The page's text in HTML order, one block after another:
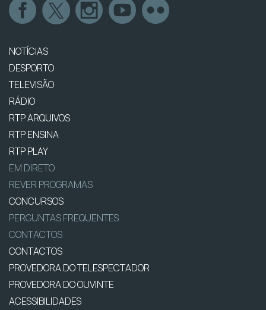
NOTÍCIAS
DESPORTO
TELEVISÃO
RÁDIO
RTP ARQUIVOS
RTP ENSINA
RTP PLAY
EM DIRETO
REVER PROGRAMAS
CONCURSOS
PERGUNTAS FREQUENTES
CONTACTOS
CONTACTOS
PROVEDORA DO TELESPECTADOR
PROVEDORA DO OUVINTE
ACESSIBILIDADES